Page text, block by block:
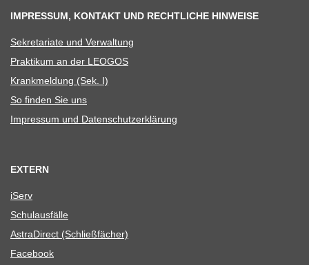
IMPRESSUM, KONTAKT UND RECHTLICHE HINWEISE
Sekre­ta­riate und Verwaltung
Prak­ti­kum an der LEOGOS
Krank­mel­dung (Sek. I)
So fin­den Sie uns
Impres­sum und Datenschutzerklärung
EXTERN
iServ
Schul­aus­fälle
Astra­Di­rect (Schließ­fä­cher)
Face­book